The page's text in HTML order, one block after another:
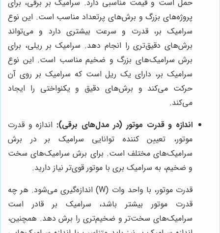
حمل است و قیمت مناسبی دارد. سرامیک بر برقی، برای
پروژه‌های بزرگ و برش‌های پرتعداد مناسب است. این نوع
سرامیک بر، قدرت و سرعت بیشتری دارد و می‌تواند
برش‌های دقیق‌تری را انجام دهد. سرامیک بر ریلی، برای
برش سرامیک‌های بزرگ و ضخیم مناسب است. این نوع
سرامیک بر، دارای یک ریل است که سرامیک بر روی آن
حرکت می‌کند و برش‌های دقیق و یکنواختی را ایجاد
می‌کند.
اندازه و قدرت موتور (در مدل‌های برقی): اندازه و قدرت
موتور، تعیین کننده توانایی سرامیک بر در برش
سرامیک‌های مختلف است. برای برش سرامیک‌های سخت
و ضخیم، به سرامیک بری با موتور قوی‌تر نیاز دارید.
قدرت موتور، با واحد وات (W) اندازه‌گیری می‌شود. هر چه
قدرت موتور بیشتر باشد، سرامیک بر قادر است
سرامیک‌های سخت‌تر و ضخیم‌تری را برش دهد. همچنین،